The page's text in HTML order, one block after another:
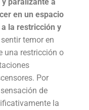
en un espacio
la restricción y
temor en
una restricción o
Por
de
la